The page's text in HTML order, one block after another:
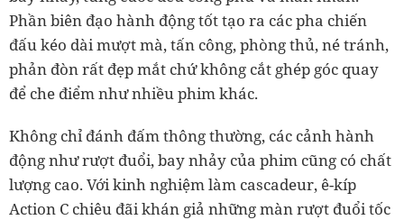
Phần biên đạo hành động tốt tạo ra các pha chiến
đấu kéo dài mượt mà, tấn công, phòng thủ, né tránh,
phản đòn rất đẹp mắt chứ không cắt ghép góc quay
để che điểm như nhiều phim khác.
Không chỉ đánh đấm thông thường, các cảnh hành
động như rượt đuổi, bay nhảy của phim cũng có chất
lượng cao. Với kinh nghiệm làm cascadeur, ê-kíp
Action C chiêu đãi khán giả những màn rượt đuổi tốc